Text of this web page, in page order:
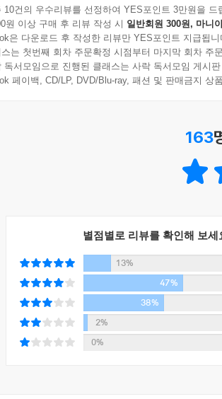
롭게 공존하도록, 모든 사람이 3년마다 거
와도 지속적인 사랑을 해선 안 되며, 충분한
사 지망생이자 여러 나라 언어에 능통한 스
임을 잘 알기에 저항해보려고도 하지만 사
가 3년마다 강제로 이루어지는 주거지 변화
하면서도 신선한 케이티 칸의 재능을 제대로
시간을 멈추는 법》 작가 매트 헤이그
10건의 우수리뷰를 선정하여 YES포인트 3만원을 드
원 이상 구매 후 리뷰 작성 시 일반회원 300원, 마니
은 다운로드 후 작성한 리뷰만 YES포인트 지급됩니
스는 첫번째 회차 주문확정 시점부터 마지막 회차 주
독서모임으로 진행된 클래스는 사락 독서모임 게시
페이백, CD/LP, DVD/Blu-ray, 패션 및 판매금지 상
163
별점별로 리뷰를 확인해 보세
13%
47%
38%
2%
0%